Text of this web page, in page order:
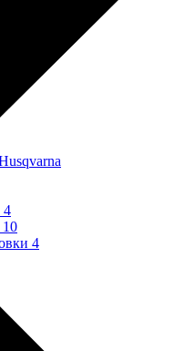
4
10
4